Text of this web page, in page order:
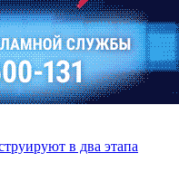
в два этапа